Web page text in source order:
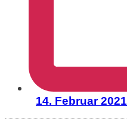
14. Februar 2021